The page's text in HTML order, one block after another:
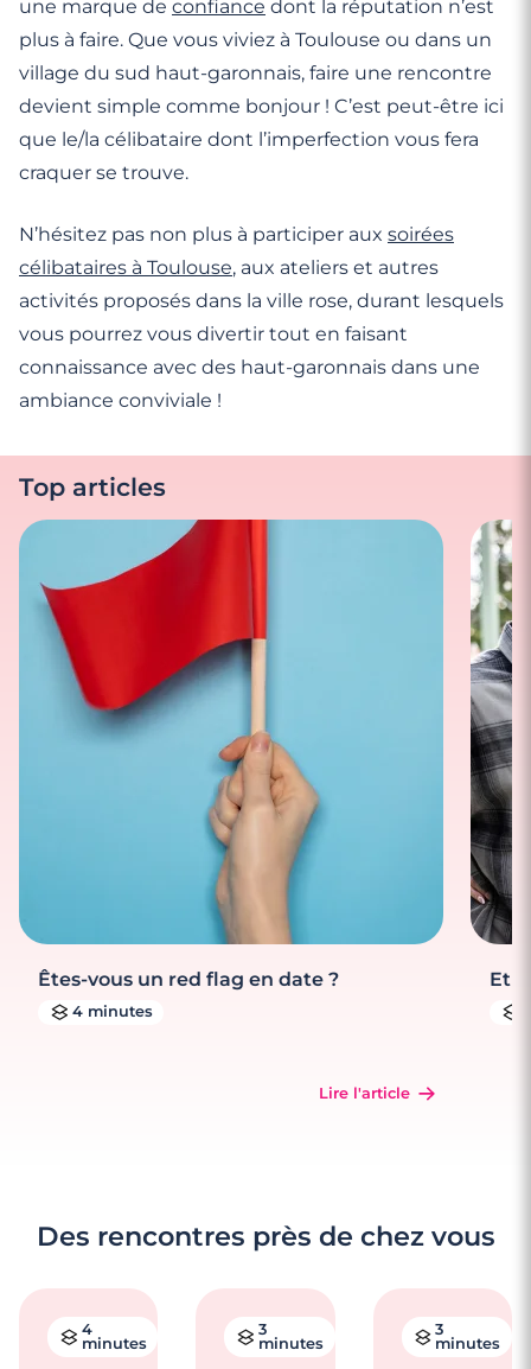
une marque de confiance dont la réputation n’est
plus à faire. Que vous viviez à Toulouse ou dans un
village du sud haut-garonnais, faire une rencontre
devient simple comme bonjour ! C’est peut-être ici
que le/la célibataire dont l’imperfection vous fera
craquer se trouve.
N’hésitez pas non plus à participer aux soirées
célibataires à Toulouse, aux ateliers et autres
activités proposés dans la ville rose, durant lesquels
vous pourrez vous divertir tout en faisant
connaissance avec des haut-garonnais dans une
ambiance conviviale !
Top articles
Êtes-vous un red flag en date ?
4 minutes
Lire l'article
Et
Des rencontres près de chez vous
4
minutes
3
minutes
3
minutes